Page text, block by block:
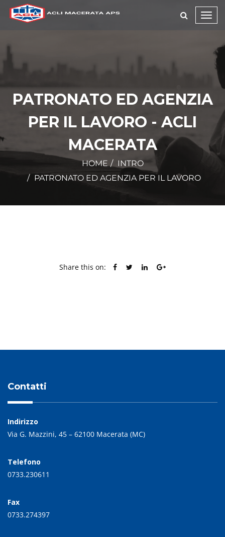
PATRONATO ED AGENZIA
PER IL LAVORO - ACLI
MACERATA
HOME
INTRO
PATRONATO ED AGENZIA PER IL LAVORO
Share this on:
Contatti
Indirizzo
Via G. Mazzini, 45 – 62100 Macerata (MC)
Telefono
0733.230611
Fax
0733.274397